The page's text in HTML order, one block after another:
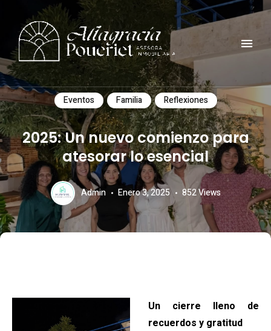
ALTAGRACIA POUERIET
Comunidad, turismo, arte, desarrollo reflexiones y mucho mas
Eventos Familia Reflexiones
2025: Un nuevo comienzo para
atesorar lo esencial
Admin Enero 3, 2025 852Views
Un cierre lleno de
recuerdos y gratitud